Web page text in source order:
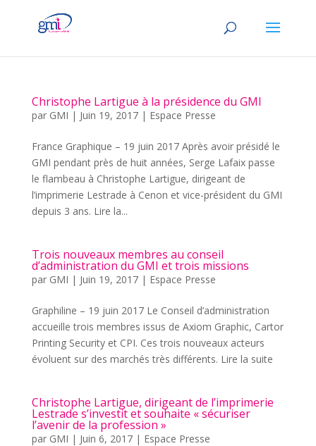
Christophe Lartigue à la présidence du GMI
par GMI | Juin 19, 2017| Espace Presse
France Graphique – 19 juin 2017 Après avoir présidé le
GMI pendant près de huit années, Serge Lafaix passe
le flambeau à Christophe Lartigue, dirigeant de
l’imprimerie Lestrade à Cenon et vice-président du GMI
depuis 3 ans. Lire la...
Trois nouveaux membres au conseil
d’administration du GMI et trois missions
par GMI | Juin 19, 2017| Espace Presse
Graphiline – 19 juin 2017 Le Conseil d’administration
accueille trois membres issus de Axiom Graphic, Cartor
Printing Security et CPI. Ces trois nouveaux acteurs
évoluent sur des marchés très différents. Lire la suite
Christophe Lartigue, dirigeant de l’imprimerie
Lestrade s’investit et souhaite « sécuriser
l’avenir de la profession »
par GMI | Juin 6, 2017| Espace Presse